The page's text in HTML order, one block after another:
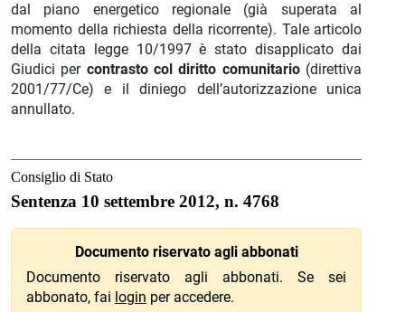
dal piano energetico regionale (già superata al
momento della richiesta della ricorrente). Tale articolo
della citata legge 10/1997 è stato disapplicato dai
Giudici per contrasto col diritto comunitario(direttiva
2001/77/Ce) e il diniego dell’autorizzazione unica
annullato.
Consiglio di Stato
Sentenza 10 settembre 2012, n. 4768
Documento riservato agli abbonati
Documento riservato agli abbonati. Se sei
abbonato, fai login per accedere.